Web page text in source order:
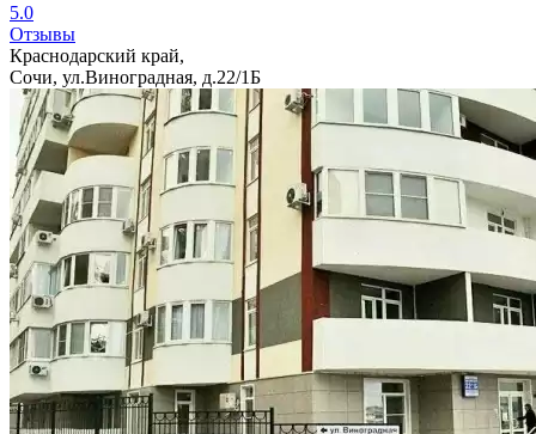
5.0
Отзывы
Краснодарский край,
Сочи, ул.Виноградная, д.22/1Б